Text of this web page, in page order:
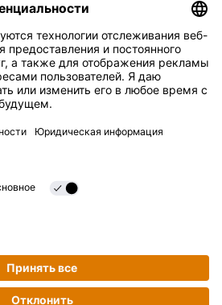
торговая марка Kikkoman
Europe GmbH 2023 – 2026
реестре: HRB 35856 (в Окружном
Дюссельдорф)